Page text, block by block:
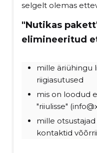
selgelt olemas
"Nutikas
elimineeritud
mille äriühingu
riigiasutused
mis on loodud
"riiulisse"
mille otsustajad
kontaktid